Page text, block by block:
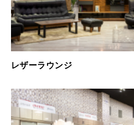
レザーラウンジ